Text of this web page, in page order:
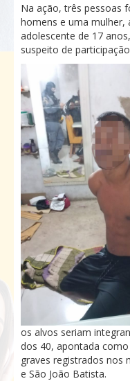
Na ação, três pessoas
homens e uma mulher,
adolescente de 17
suspeito de
os alvos seriam
dos 40, apontada
graves registrados nos
e São João Batista.